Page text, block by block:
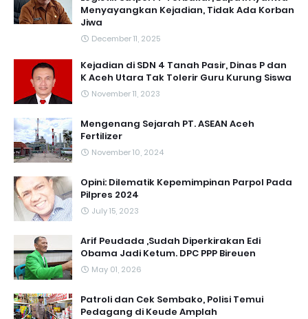
Menyayangkan Kejadian, Tidak Ada Korban
Jiwa
December 11, 2025
Kejadian di SDN 4 Tanah Pasir, Dinas P dan
K Aceh Utara Tak Tolerir Guru Kurung Siswa
November 11, 2023
Mengenang Sejarah PT. ASEAN Aceh
Fertilizer
November 10, 2024
Opini: Dilematik Kepemimpinan Parpol Pada
Pilpres 2024
July 15, 2023
Arif Peudada ,Sudah Diperkirakan Edi
Obama Jadi Ketum. DPC PPP Bireuen
May 01, 2026
Patroli dan Cek Sembako, Polisi Temui
Pedagang di Keude Amplah